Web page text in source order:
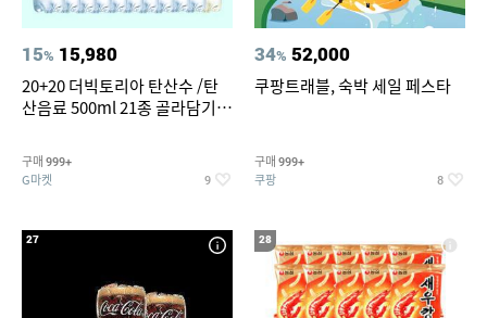
15% 15,980
20+20 더빅토리아 탄산수 /탄
산음료 500ml 21종 골라담기
구매 999+
G마켓 9
34% 52,000
쿠팡트래블, 숙박 세일 페스타
구매 999+
쿠팡 8
27 28